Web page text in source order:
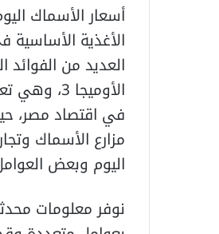
أسعار الأسماك
الأغذية
العديد من الفوائد
الأوميجا
في اقتصاد مصر،
مزارع الأسماك
اليوم وبعض
نوفر معلومات